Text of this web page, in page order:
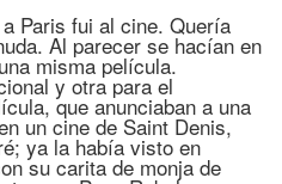
Paris fui al cine. Quería
Al parecer se hacían en
misma película.
y otra para el
que anunciaban a una
un cine de Saint Denis,
ya la había visto en
su carita de monja de